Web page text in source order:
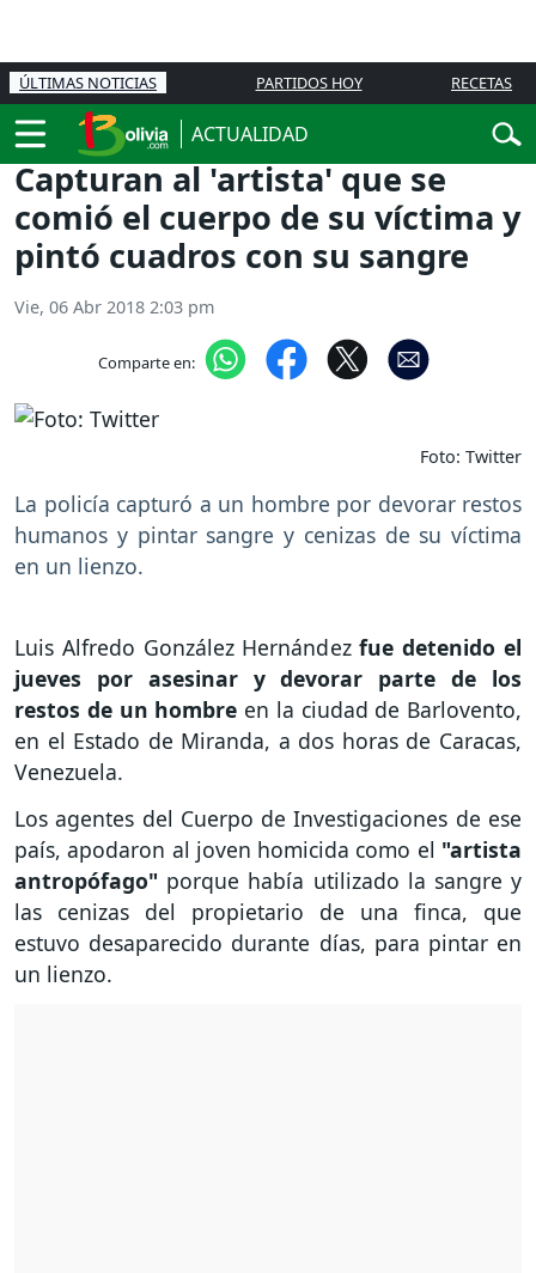
ÚLTIMAS NOTICIAS PARTIDOS HOY RECETAS
ACTUALIDAD
Capturan al 'artista' que se
comió el cuerpo de su víctima y
pintó cuadros con su sangre
Vie, 06 Abr 2018 2:03 pm
Comparte en:
Foto: Twitter
La policía capturó a un hombre por devorar restos
humanos y pintar sangre y cenizas de su víctima
en un lienzo.
Luis Alfredo González Hernándezfue detenido el
jueves por asesinar y devorar parte de los
restos de un hombre en la ciudad de Barlovento,
en el Estado de Miranda, a dos horas de Caracas,
Venezuela.
Los agentes del Cuerpo de Investigaciones de ese
país, apodaron al joven homicida como el "artista
antropófago" porque había utilizado la sangre y
las cenizas del propietario de una finca, que
estuvo desaparecido durante días, para pintar en
un lienzo.